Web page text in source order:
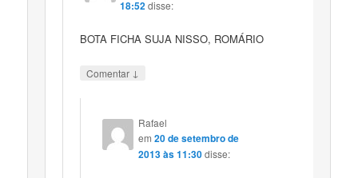
18:52 disse:
BOTA FICHA SUJA NISSO, ROMÁRIO
Comentar ↓
Rafael
em 20 de setembro de
2013 às 11:30 disse: